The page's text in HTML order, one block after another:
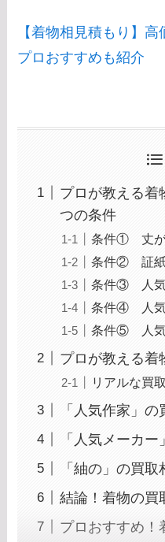
【着物相見積もり】
プロおすすめも紹介
プロが教える着
つの条件
条件① 丈が
条件② 証紙
条件③ 人気
条件④ 人
条件⑤ 人
プロが教える着
リアルな買
「人気作家」
「人気メーカ
「紬の」の買取
結論！着物の買
プロおすすめ！